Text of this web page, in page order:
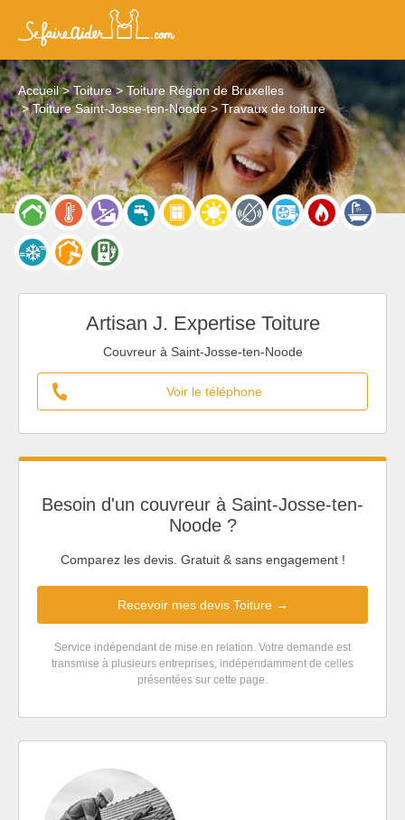
Accueil Toiture
Toiture Région de Bruxelles
Toiture Saint-Josse-ten-Noode
Travaux de toiture
Artisan J. Expertise Toiture
Couvreur à Saint-Josse-ten-Noode
Voir le téléphone
Besoin d'un couvreur à Saint-Josse-ten-
Noode ?
Comparez les devis. Gratuit & sans engagement !
Recevoir mes devis Toiture →
Service indépendant de mise en relation. Votre demande est
transmise à plusieurs entreprises, indépendamment de celles
présentées sur cette page.